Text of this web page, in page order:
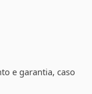
e garantia, caso